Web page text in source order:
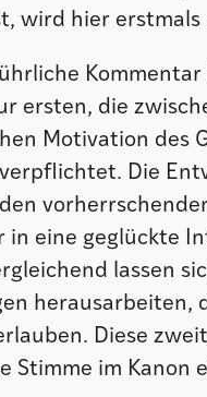
wird hier
ersten, die
Motivation des
Die
in eine geglückte
lassen
herausarbeiten,
Diese
Stimme im Kanon